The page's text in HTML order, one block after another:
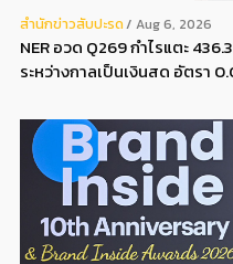
สํานักข่าวสับปะรด Aug 6, 2026
NER อวด Q269 กำไรแตะ
ระหว่างกาลเป็นเงินสด อัตรา